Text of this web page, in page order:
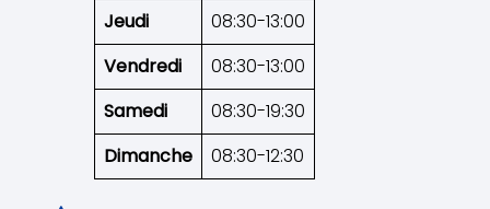
Jeudi
08:30-13:00
Vendredi
08:30-13:00
Samedi
08:30-19:30
Dimanche
08:30-12:30